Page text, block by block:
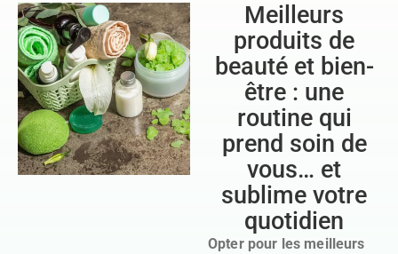
Meilleurs
produits de
beauté et bien-
être : une
routine qui
prend soin de
vous… et
sublime votre
quotidien
Opter pour les meilleurs